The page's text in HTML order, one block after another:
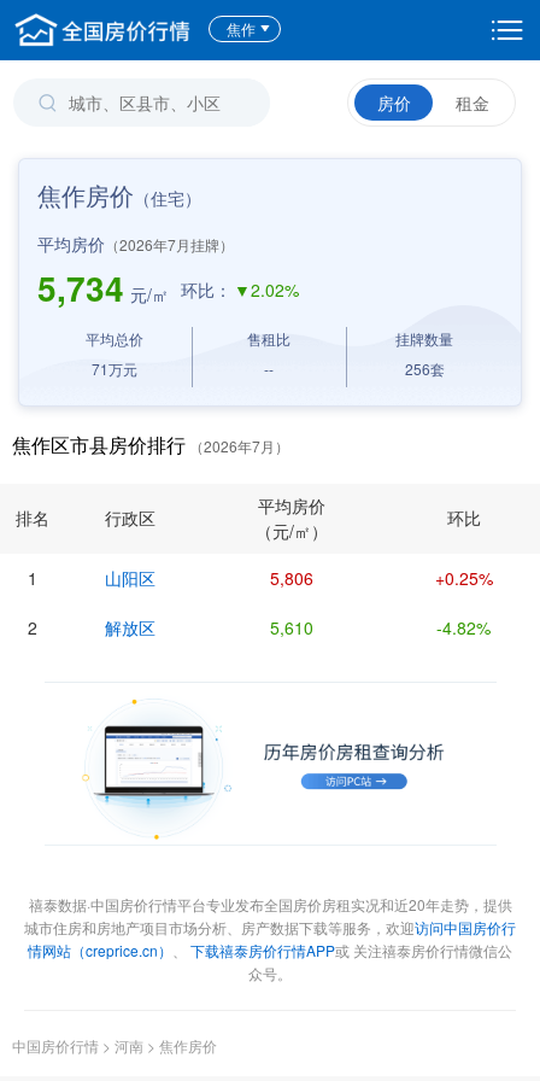
焦作
房价 租金
焦作房价 （住宅）
平均房价 （2026年7月挂牌）
5,734 元/㎡ 环比： ▼2.02%
平均总价
71万元
售租比
--
挂牌数量
256套
焦作区市县房价排行 （2026年7月）
排名 行政区
平均房价
（元/㎡）
环比
1 山阳区 5,806 +0.25%
2 解放区 5,610 -4.82%
禧泰数据·中国房价行情平台专业发布全国房价房租实况和近20年走势，提供
城市住房和房地产项目市场分析、房产数据下载等服务，欢迎访问中国房价行
情网站（creprice.cn）
下载禧泰房价行情APP或 关注禧泰房价行情微信公
众号。
中国房价行情 > 河南 > 焦作房价